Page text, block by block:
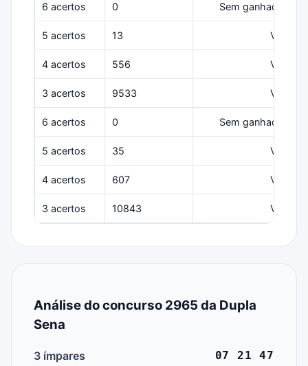
6 acertos 0 Sem ganhadores
5 acertos 13 Várias
4 acertos 556 Várias
3 acertos 9533 Várias
6 acertos 0 Sem ganhadores
5 acertos 35 Várias
4 acertos 607 Várias
3 acertos 10843 Várias
Análise do concurso 2965 da Dupla
Sena
3 ímpares 07 21 47